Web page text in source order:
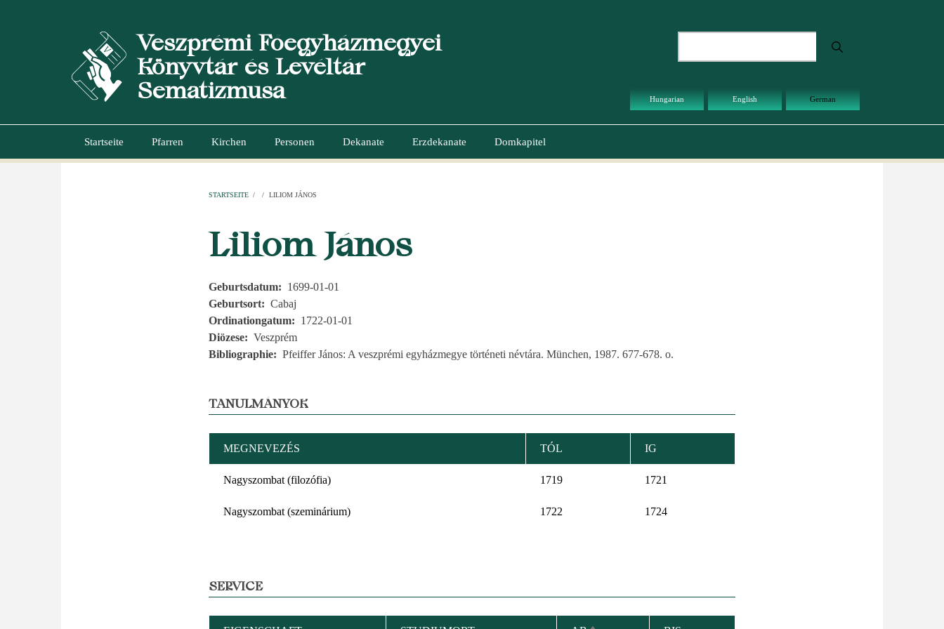
Veszprémi Főegyházmegyei
Könyvtár és Levéltár
Sematizmusa
Hungarian English German
Hauptnavigation
Startseite Pfarren Kirchen Personen Dekanate Erzdekanate Domkapitel
STARTSEITE / / LILIOM JÁNOS
Liliom János
Geburtsdatum
1699-01-01
Geburtsort
Cabaj
Ordinationgatum
1722-01-01
Diözese
Veszprém
Bibliographie
Pfeiffer János: A veszprémi egyházmegye történeti névtára. München, 1987. 677-678. o.
TANULMÁNYOK
MEGNEVEZÉS TÓL IG
Nagyszombat (filozófia) 1719 1721
Nagyszombat (szeminárium) 1722 1724
SERVICE